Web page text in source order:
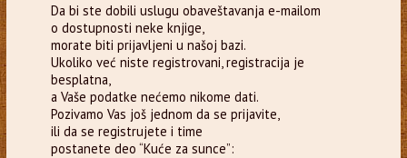
Da bi ste dobili uslugu obaveštavanja e-mailom
o dostupnosti neke knjige,
morate biti prijavljeni u našoj bazi.
Ukoliko već niste registrovani, registracija je
besplatna,
a Vaše podatke nećemo nikome dati.
Pozivamo Vas još jednom da se prijavite,
ili da se registrujete i time
postanete deo “Kuće za sunce”: